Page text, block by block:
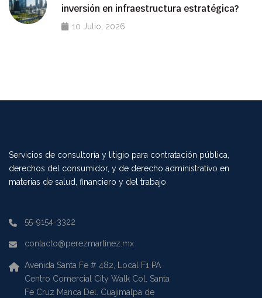
inversión en infraestructura estratégica?
10 Julio, 2026
Servicios de consultoría y litigio para contratación pública,
derechos del consumidor, y de derecho administrativo en
materias de salud, financiero y del trabajo
55-9154-3322
contacto@perezmartinez.mx
Avenida Santa Fe # 482, Local F1 PA
Centro Comercial City Walk Col. Santa
Fe Cruz Manca Del. Cuajimalpa de